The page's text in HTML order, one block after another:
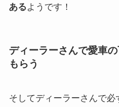
あるようです！
ディーラーさんで愛車
もらう
そしてディーラーさんで必